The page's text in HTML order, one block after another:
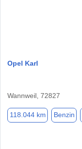
Opel Karl
Wannweil, 72827
118.044 km Benzin